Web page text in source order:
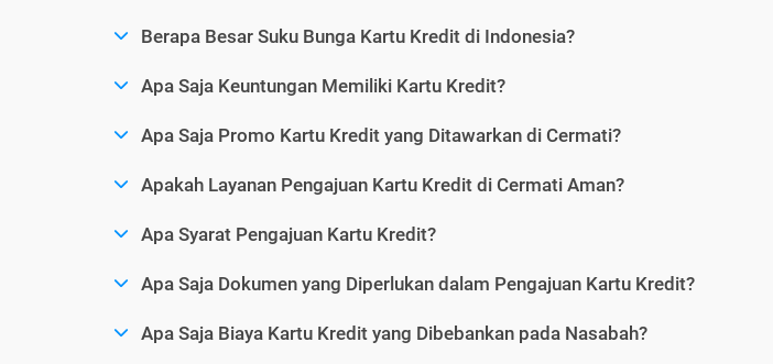
Berapa Besar Suku Bunga Kartu Kredit di Indonesia?
Apa Saja Keuntungan Memiliki Kartu Kredit?
Apa Saja Promo Kartu Kredit yang Ditawarkan di Cermati?
Apakah Layanan Pengajuan Kartu Kredit di Cermati Aman?
Apa Syarat Pengajuan Kartu Kredit?
Apa Saja Dokumen yang Diperlukan dalam Pengajuan Kartu Kredit?
Apa Saja Biaya Kartu Kredit yang Dibebankan pada Nasabah?